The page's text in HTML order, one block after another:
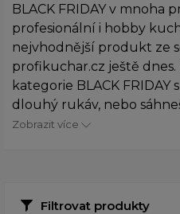
BLACK FRIDAY v mnoha
profesionální i hobby
nejvhodnější produkt ze
profikuchar.cz ještě
kategorie BLACK FRIDAY
dlouhý rukáv, nebo
Zobrazit více
Filtrovat produkty